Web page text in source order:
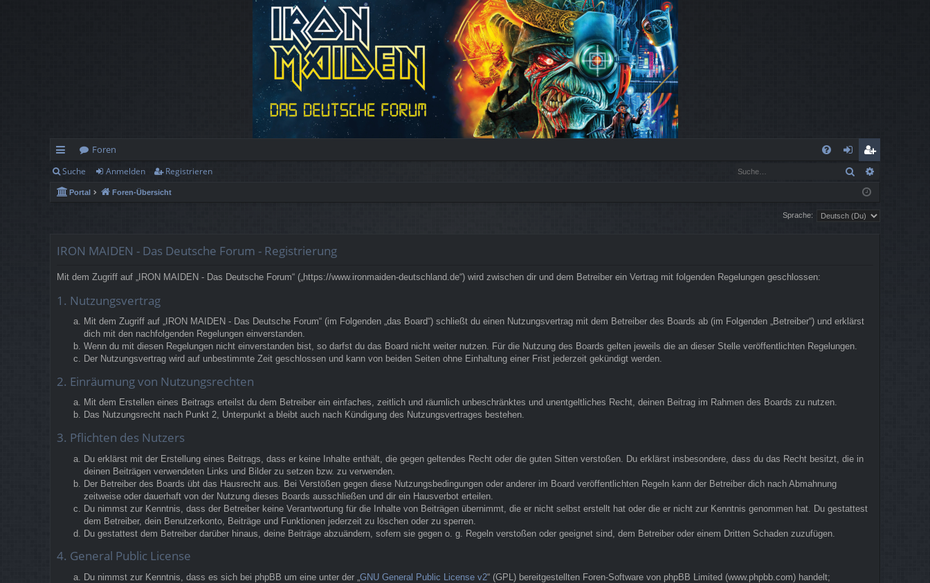
ch
ne
Foren
n
el
eg
ist
rie
Suche Anmelden Registrieren Suche
Portal Foren-Übersicht
Sprache:
IRON MAIDEN - Das Deutsche Forum - Registrierung
Mit dem Zugriff auf „IRON MAIDEN - Das Deutsche Forum“ („https://www.ironmaiden-deutschland.de“) wird zwischen dir und dem Betreiber ein Vertrag mit folgenden Regelungen geschlossen:
1. Nutzungsvertrag
Mit dem Zugriff auf „IRON MAIDEN - Das Deutsche Forum“ (im Folgenden „das Board“) schließt du einen Nutzungsvertrag mit dem Betreiber des Boards ab (im Folgenden „Betreiber“) und erklärst
dich mit den nachfolgenden Regelungen einverstanden.
Wenn du mit diesen Regelungen nicht einverstanden bist, so darfst du das Board nicht weiter nutzen. Für die Nutzung des Boards gelten jeweils die an dieser Stelle veröffentlichten Regelungen.
Der Nutzungsvertrag wird auf unbestimmte Zeit geschlossen und kann von beiden Seiten ohne Einhaltung einer Frist jederzeit gekündigt werden.
2. Einräumung von Nutzungsrechten
Mit dem Erstellen eines Beitrags erteilst du dem Betreiber ein einfaches, zeitlich und räumlich unbeschränktes und unentgeltliches Recht, deinen Beitrag im Rahmen des Boards zu nutzen.
Das Nutzungsrecht nach Punkt 2, Unterpunkt a bleibt auch nach Kündigung des Nutzungsvertrages bestehen.
3. Pflichten des Nutzers
Du erklärst mit der Erstellung eines Beitrags, dass er keine Inhalte enthält, die gegen geltendes Recht oder die guten Sitten verstoßen. Du erklärst insbesondere, dass du das Recht besitzt, die in
deinen Beiträgen verwendeten Links und Bilder zu setzen bzw. zu verwenden.
Der Betreiber des Boards übt das Hausrecht aus. Bei Verstößen gegen diese Nutzungsbedingungen oder anderer im Board veröffentlichten Regeln kann der Betreiber dich nach Abmahnung
zeitweise oder dauerhaft von der Nutzung dieses Boards ausschließen und dir ein Hausverbot erteilen.
Du nimmst zur Kenntnis, dass der Betreiber keine Verantwortung für die Inhalte von Beiträgen übernimmt, die er nicht selbst erstellt hat oder die er nicht zur Kenntnis genommen hat. Du gestattest
dem Betreiber, dein Benutzerkonto, Beiträge und Funktionen jederzeit zu löschen oder zu sperren.
Du gestattest dem Betreiber darüber hinaus, deine Beiträge abzuändern, sofern sie gegen o. g. Regeln verstoßen oder geeignet sind, dem Betreiber oder einem Dritten Schaden zuzufügen.
4. General Public License
Du nimmst zur Kenntnis, dass es sich bei phpBB um eine unter der „ GNU General Public License v2“ (GPL) bereitgestellten Foren-Software von phpBB Limited (www.phpbb.com) handelt;